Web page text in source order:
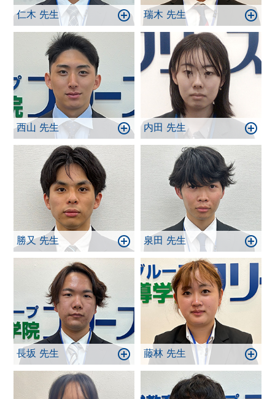
仁木 先生 瑞木 先生
西山 先生 内田 先生
勝又 先生 泉田 先生
長坂 先生 藤林 先生